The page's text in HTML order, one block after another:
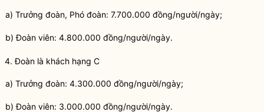
a) Trưởng đoàn, Phó đoàn: 7.700.000 đồng/người/ngày;
b) Đoàn viên: 4.800.000 đồng/người/ngày.
4. Đoàn là khách hạng C
a) Trưởng đoàn: 4.300.000 đồng/người/ngày;
b) Đoàn viên: 3.000.000 đồng/người/ngày.